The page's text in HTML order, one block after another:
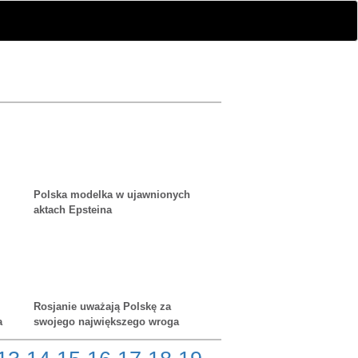
Polska modelka w ujawnionych
aktach Epsteina
Rosjanie uważają Polskę za
swojego największego wroga